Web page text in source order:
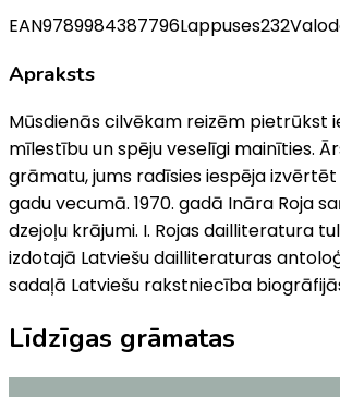
EAN9789984387796Lappuses232
Apraksts
Mūsdienās cilvēkam reizēm pietrūkst
mīlestību un spēju veselīgi mainīties.
grāmatu, jums radīsies iespēja
gadu vecumā. 1970. gadā Ināra Roja
dzejoļu krājumi. I. Rojas dailliteratura
izdotajā Latviešu dailliteraturas
sadaļā Latviešu rakstniecība
Līdzīgas grāmatas